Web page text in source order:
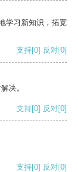
学习新知识，拓宽
支持[0] 反对[0]
决。
支持[0] 反对[0]
支持[0] 反对[0]